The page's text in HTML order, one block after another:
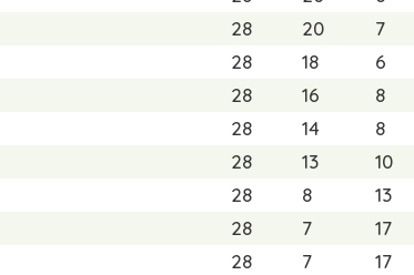
28 20 7
28 18 6
28 16 8
28 14 8
28 13 10
28 8 13
28 7 17
28 7 17